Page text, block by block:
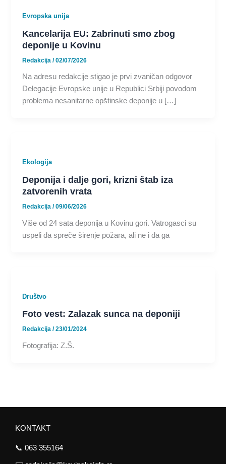
Evropska unija
Kancelarija EU: Zabrinuti smo zbog
deponije u Kovinu
Redakcija/02/07/2026
Na adresu redakcije stigao je prvi zvaničan odgovor
Delegacije Evropske unije u Republici Srbiji povodom
problema nesanitarne opštinske deponije u […]
Ekologija
Deponija i dalje gori, krizni štab iza
zatvorenih vrata
Redakcija/09/06/2026
Više od 24 sata deponija u Kovinu gori. Vatrogasci su
uspeli da spreče širenje požara, ali ne i da ga
Društvo
Foto vest: Zalazak sunca na deponiji
Redakcija/23/01/2024
Fotografija: Z.Š.
KONTAKT
📞 063 355164